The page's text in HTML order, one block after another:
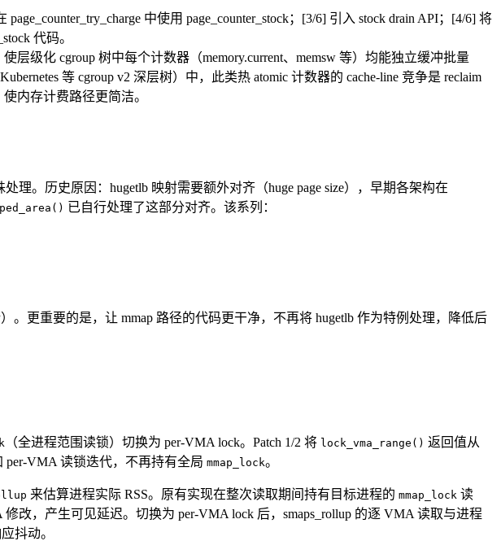
中使用 page_counter_stock；[3/6] 引入 stock drain API；[4/6] 将
代码。
使层级化 cgroup 树中每个计数器（memory.current、memsw 等）均能独立缓冲批量
等 cgroup v2 深层树）中，此类热 atomic 计数器的 cache-line 竞争是 reclaim
内存计费路径更简洁。
处理。历史原因：hugetlb 映射需要额外对齐（huge page size），早期各架构在
已自行处理了这部分对齐。该系列：
。更重要的是，让 mmap 路径的代码更干净，不再将 hugetlb 作为特例处理，降低后
（全进程范围读锁）切换为 per-VMA lock。Patch 1/2 将 lock_vma_range() 返回值从
per-VMA 读锁迭代，不再持有全局 mmap_lock。
来估算进程实际 RSS。原有实现在整次读取期间持有目标进程的 mmap_lock 读
，产生可见延迟。切换为 per-VMA lock 后，smaps_rollup 的逐 VMA 读取与进程
抖动。